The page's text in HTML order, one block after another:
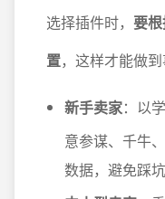
选择插件时， 要
置，这样才能做到
新手卖家：以
意参谋、千牛
数据，避免踩坑